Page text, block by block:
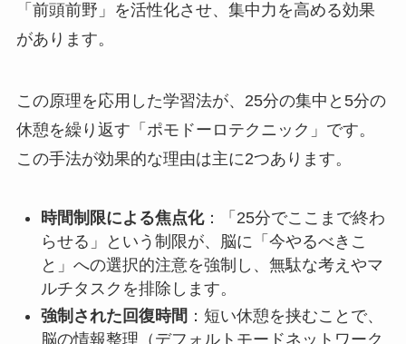
「前頭前野」を活性化させ、集中力を高める効果
があります。
この原理を応用した学習法が、25分の集中と5分の
休憩を繰り返す「ポモドーロテクニック」です。
この手法が効果的な理由は主に2つあります。
時間制限による焦点化：「25分でここまで終わ
らせる」という制限が、脳に「今やるべきこ
と」への選択的注意を強制し、無駄な考えやマ
ルチタスクを排除します。
強制された回復時間 ：短い休憩を挟むことで、
脳の情報整理（デフォルトモードネットワーク